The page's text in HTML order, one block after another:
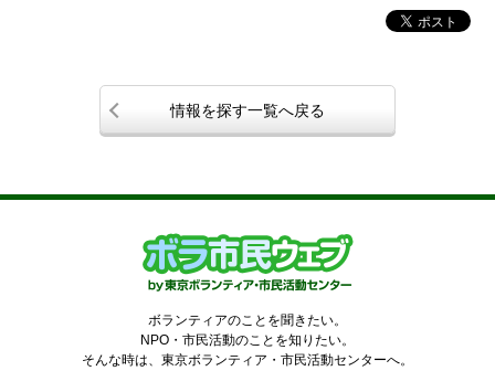
情報を探す一覧へ戻る
ボランティアのことを聞きたい。
NPO・市民活動のことを知りたい。
そんな時は、東京ボランティア・市民活動センターへ。